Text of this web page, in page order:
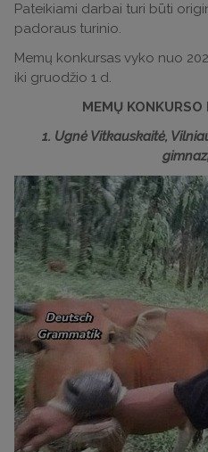
Pateikiami darbai turi būti
padoraus turinio.
Memų konkursas vyko nuo
iki gruodžio 1 d.
MEMŲ
1. Ugnė Vitkauskaitė,